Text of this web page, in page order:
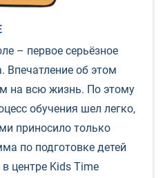
– первое серьёзное
Впечатление об этом
на всю жизнь. По этому
обучения шел легко,
приносило только
по подготовке детей
центре Kids Time